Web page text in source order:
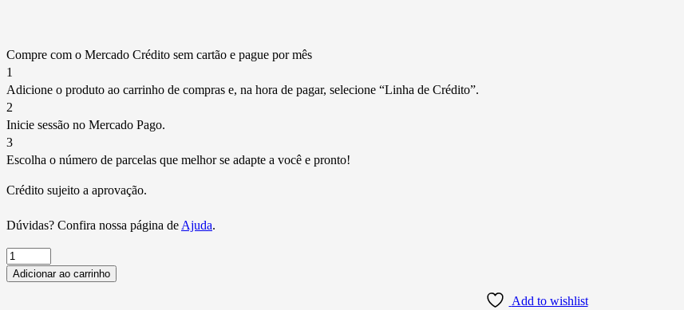
Compre com o Mercado Crédito sem cartão e pague por mês
1
Adicione o produto ao carrinho de compras e, na hora de pagar, selecione “Linha de Crédito”.
2
Inicie sessão no Mercado Pago.
3
Escolha o número de parcelas que melhor se adapte a você e pronto!
Crédito sujeito a aprovação.
Dúvidas? Confira nossa página de Ajuda.
Par
Dianteiro
Adicionar ao carrinho
Add to wishlist